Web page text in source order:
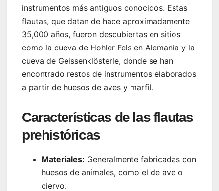
instrumentos más antiguos conocidos. Estas
flautas, que datan de hace aproximadamente
35,000 años, fueron descubiertas en sitios
como la cueva de Hohler Fels en Alemania y la
cueva de Geissenklösterle, donde se han
encontrado restos de instrumentos elaborados
a partir de huesos de aves y marfil.
Características de las flautas
prehistóricas
Materiales: Generalmente fabricadas con
huesos de animales, como el de ave o
ciervo.